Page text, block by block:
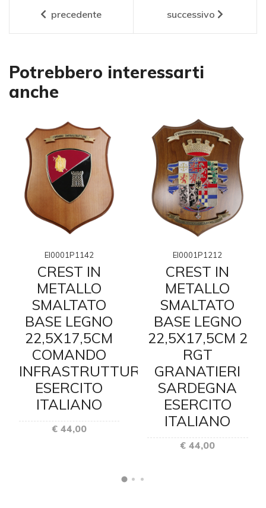
precedente successivo
Potrebbero interessarti
anche
EI0001P1142
CREST IN
METALLO
SMALTATO
BASE LEGNO
22,5X17,5CM
COMANDO
INFRASTRUTTURE
ESERCITO
ITALIANO
€ 44,00
EI0001P1212
CREST IN
METALLO
SMALTATO
BASE LEGNO
22,5X17,5CM 2
RGT
GRANATIERI
SARDEGNA
ESERCITO
ITALIANO
€ 44,00